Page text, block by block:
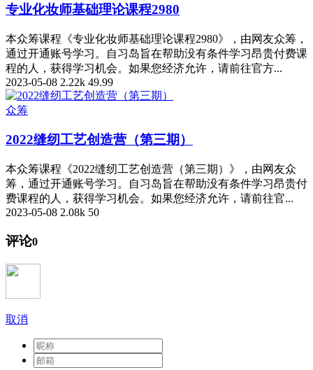
专业化妆师基础理论课程2980
本众筹课程《专业化妆师基础理论课程2980》，由网友众筹，
通过开通账号学习。自习岛旨在帮助没有条件学习昂贵付费课
程的人，获得学习机会。如果您经济允许，请前往官方...
2023-05-08 2.22k 49.99
众筹
2022缝纫工艺创造营（第三期）
本众筹课程《2022缝纫工艺创造营（第三期）》，由网友众
筹，通过开通账号学习。自习岛旨在帮助没有条件学习昂贵付
费课程的人，获得学习机会。如果您经济允许，请前往官...
2023-05-08 2.08k 50
评论0
取消